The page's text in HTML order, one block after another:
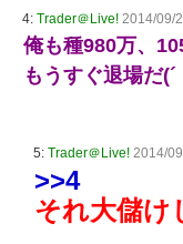
4: Trader＠Live! 2014/09/
俺も種980万、
もうすぐ退場だ
5: Trader＠Live! 2014/
>>4
それ大儲け